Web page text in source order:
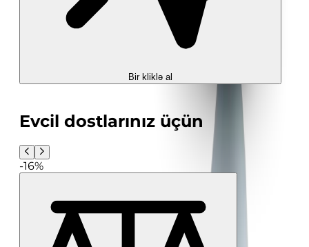
Bir kliklə al
Evcil dostlarınız üçün
-16%